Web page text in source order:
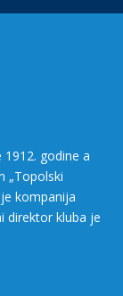
godine a
„Topolski
kompanija
direktor kluba je